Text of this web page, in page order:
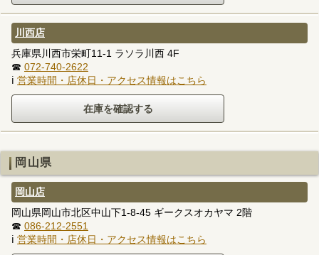
川西店
兵庫県川西市栄町11-1 ラソラ川西 4F
☎ 072-740-2622
ℹ 営業時間・店休日・アクセス情報はこちら
岡山県
岡山店
岡山県岡山市北区中山下1-8-45 ギークスオカヤマ 2階
☎ 086-212-2551
ℹ 営業時間・店休日・アクセス情報はこちら